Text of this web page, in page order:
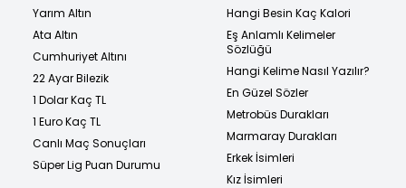
Yarım Altın
Ata Altın
Cumhuriyet Altını
22 Ayar Bilezik
1 Dolar Kaç TL
1 Euro Kaç TL
Canlı Maç Sonuçları
Süper Lig Puan Durumu
Hangi Besin Kaç Kalori
Eş Anlamlı Kelimeler
Sözlüğü
Hangi Kelime Nasıl Yazılır?
En Güzel Sözler
Metrobüs Durakları
Marmaray Durakları
Erkek İsimleri
Kız İsimleri